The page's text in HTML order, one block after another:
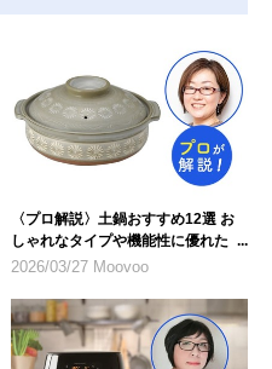
〈プロ解説〉土鍋おすすめ12選 お
しゃれなタイプや機能性に優れたも
のを紹介
2026/03/27 Moovoo